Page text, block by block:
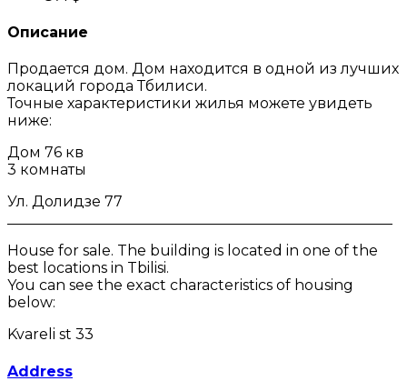
Описание
Продается дом. Дом находится в одной из лучших
локаций города Тбилиси.
Точные характеристики жилья можете увидеть
ниже:
Дом 76 кв
3 комнаты
Ул. Долидзе 77
House for sale. The building is located in one of the
best locations in Tbilisi.
You can see the exact characteristics of housing
below:
Kvareli st 33
Address